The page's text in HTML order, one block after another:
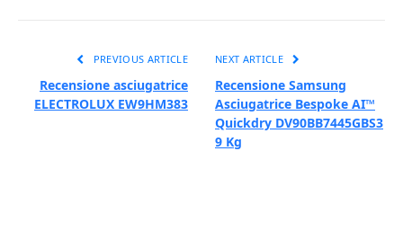
PREVIOUS ARTICLE
Recensione asciugatrice
ELECTROLUX EW9HM383
NEXT ARTICLE
Recensione Samsung
Asciugatrice Bespoke AI™
Quickdry DV90BB7445GBS3
9 Kg